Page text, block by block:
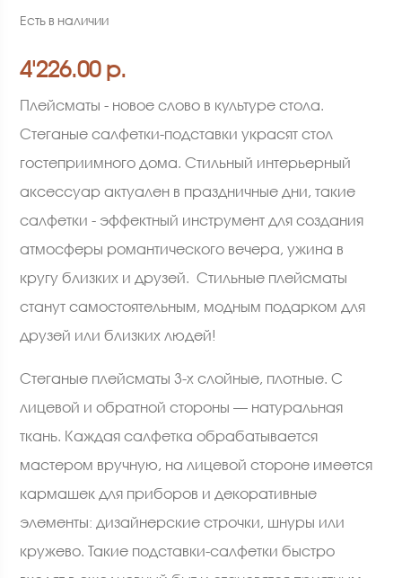
Есть в наличии
4'226.00 р.
Плейсматы - новое слово в культуре стола.
Стеганые салфетки-подставки украсят стол
гостеприимного дома. Стильный интерьерный
аксессуар актуален в праздничные дни, такие
салфетки - эффектный инструмент для создания
атмосферы романтического вечера, ужина в
кругу близких и друзей. Стильные плейсматы
станут самостоятельным, модным подарком для
друзей или близких людей!
Стеганые плейсматы 3-х слойные, плотные. С
лицевой и обратной стороны — натуральная
ткань. Каждая салфетка обрабатывается
мастером вручную, на лицевой стороне имеется
кармашек для приборов и декоративные
элементы: дизайнерские строчки, шнуры или
кружево. Такие подставки-салфетки быстро